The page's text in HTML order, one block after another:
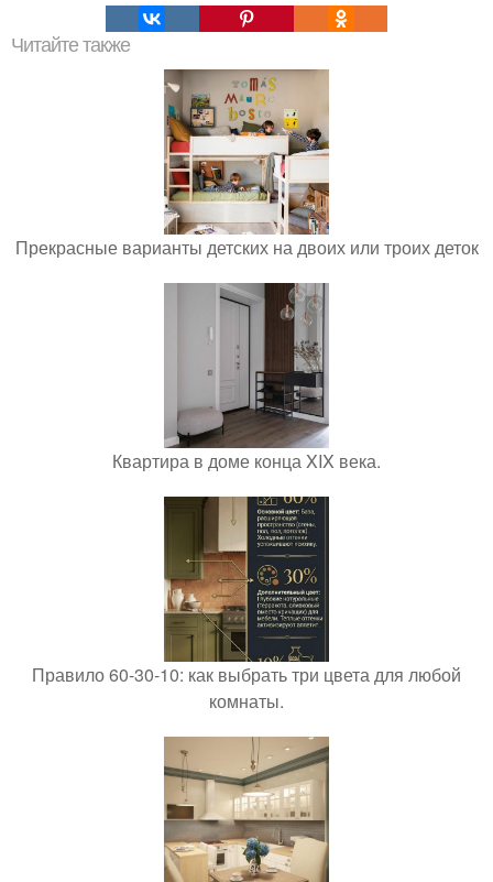
Читайте также
Прекрасные варианты детских на двоих или троих деток
Квартира в доме конца XIX века.
Правило 60-30-10: как выбрать три цвета для любой
комнаты.